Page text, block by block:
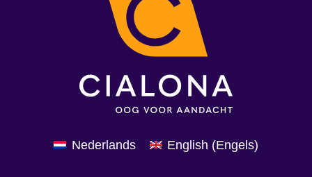
Nederlands English (Engels)